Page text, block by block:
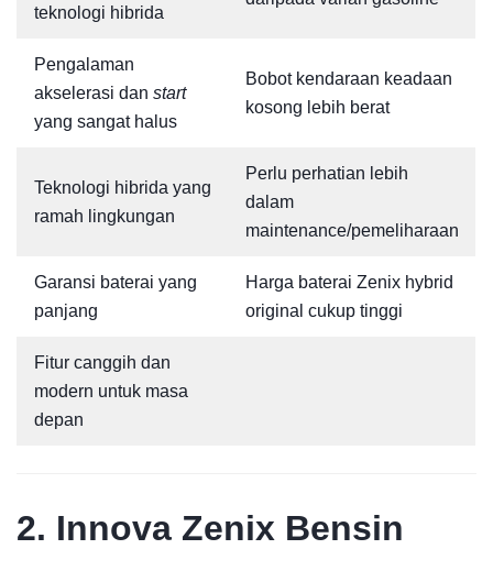
teknologi hibrida
Pengalaman
akselerasi dan start
yang sangat halus
Bobot kendaraan keadaan
kosong lebih berat
Teknologi hibrida yang
ramah lingkungan
Perlu perhatian lebih
dalam
maintenance/pemeliharaan
Garansi baterai yang
panjang
Harga baterai Zenix hybrid
original cukup tinggi
Fitur canggih dan
modern untuk masa
depan
2. Innova Zenix Bensin